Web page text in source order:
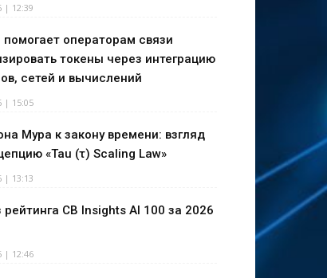
| 12:39
помогает операторам связи
токены через интеграцию
сетей и вычислений
| 15:05
Мура к закону времени: взгляд
«Tau (τ) Scaling Law»
| 13:13
рейтинга CB Insights AI 100 за 2026
| 12:46